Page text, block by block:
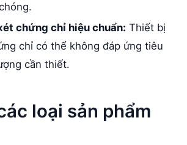
chứng chỉ hiệu chuẩn: Thiết bị
chỉ có thể không đáp ứng tiêu
cần thiết.
loại sản phẩm